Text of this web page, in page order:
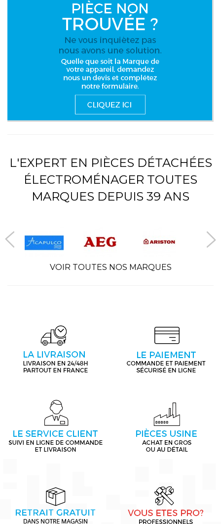
L'EXPERT EN PIÈCES DÉTACHÉES
ÉLECTROMÉNAGER TOUTES
MARQUES DEPUIS 39 ANS
VOIR TOUTES NOS MARQUES